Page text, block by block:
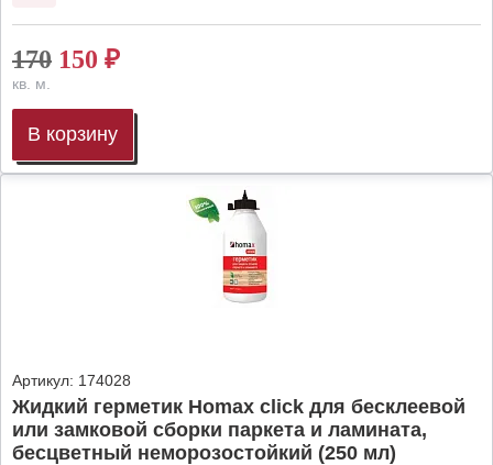
170 150 ₽
кв. м.
В корзину
Артикул: 174028
Жидкий герметик Homax click для бесклеевой
или замковой сборки паркета и ламината,
бесцветный неморозостойкий (250 мл)